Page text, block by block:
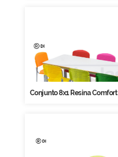
Conjunto 8x1 Resina Comfort